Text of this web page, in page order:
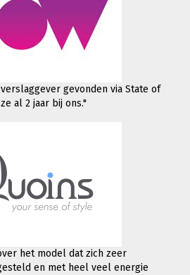
gevonden via State of
ze al 2 jaar bij ons."
het model dat zich zeer
en met heel veel energie